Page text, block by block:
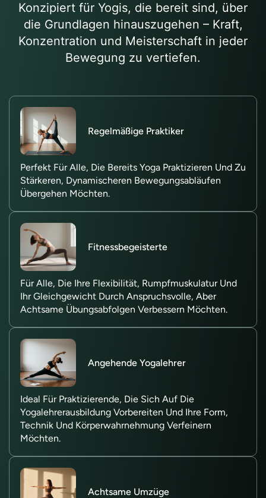
Konzipiert für Yogis, die bereit sind, über
die Grundlagen hinauszugehen – Kraft,
Konzentration und Meisterschaft in jeder
Bewegung zu vertiefen.
Regelmäßige Praktiker
Perfekt Für Alle, Die Bereits Yoga Praktizieren Und Zu
Stärkeren, Dynamischeren Bewegungsabläufen
Übergehen Möchten.
Fitnessbegeisterte
Für Alle, Die Ihre Flexibilität, Rumpfmuskulatur Und
Ihr Gleichgewicht Durch Anspruchsvolle, Aber
Achtsame Übungsabfolgen Verbessern Möchten.
Angehende Yogalehrer
Ideal Für Praktizierende, Die Sich Auf Die
Yogalehrerausbildung Vorbereiten Und Ihre Form,
Technik Und Körperwahrnehmung Verfeinern
Möchten.
Achtsame Umzüge